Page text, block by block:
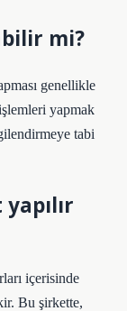
mi?
genellikle
yapmak
tabi
içerisinde
Bu şirkette,